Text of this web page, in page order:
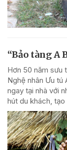
“Bảo tàng A
Hơn 50 năm sưu
Nghệ nhân Ưu tú
ngay tại nhà với
hút du khách,